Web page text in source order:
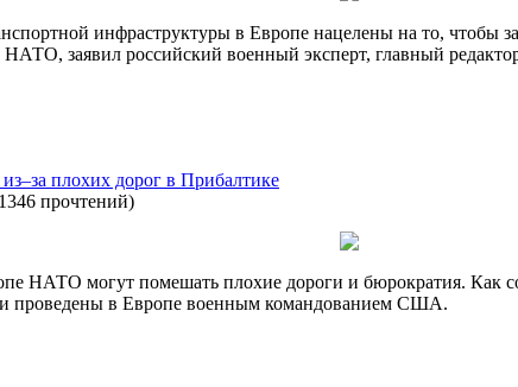
инфраструктуры в Европе нацелены на то, чтобы
заявил российский военный эксперт, главный
плохих дорог в Прибалтике
1346 прочтений)
НАТО могут помешать плохие дороги и бюрократия. Как
проведены в Европе военным командованием США.